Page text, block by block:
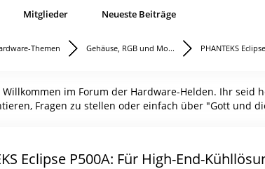
Mitglieder Neueste Beiträge
Themen Gehäuse, RGB und Mo... PHANTEKS
Willkommen im Forum der Hardware-Helden. Ihr seid
Fragen zu stellen oder einfach über "Gott und
Eclipse P500A: Für High-End-